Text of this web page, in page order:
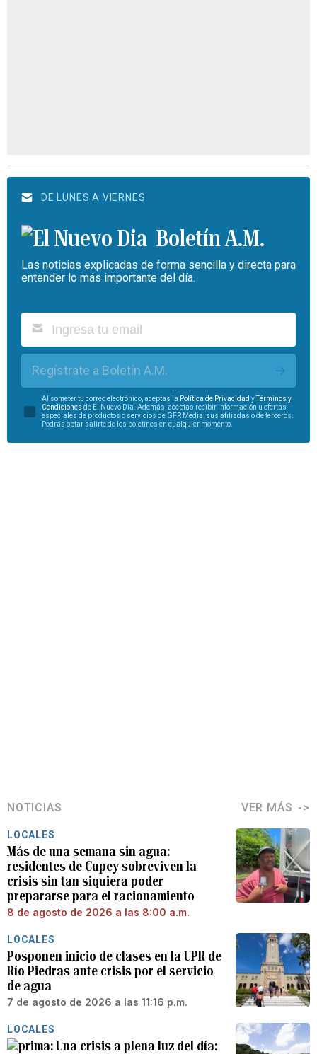
DE LUNES A VIERNES
Boletín A.M.
Las noticias explicadas de forma sencilla y directa para
entender lo más importante del día.
Regístrate a Boletín A.M.
Al someter tu correo electrónico, aceptas la Política de Privacidad yTérminos y
Condiciones de El Nuevo Día. Además, aceptas recibir información u ofertas
especiales de productos o servicios de GFR Media, sus afiliadas o de terceros.
Podrás optar salirte de los boletines en cualquier momento.
NOTICIAS VER MÁS
LOCALES
Más de una semana sin agua:
residentes de Cupey sobreviven la
crisis sin tan siquiera poder
prepararse para el racionamiento
8 de agosto de 2026 a las 8:00 a.m.
LOCALES
Posponen inicio de clases en la UPR de
Río Piedras ante crisis por el servicio
de agua
7 de agosto de 2026 a las 11:16 p.m.
LOCALES
Una crisis a plena luz del día: